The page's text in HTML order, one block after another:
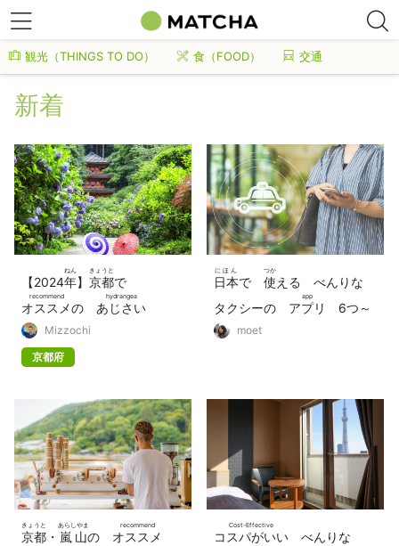
観光（THINGS TO DO） 食（FOOD） 交通
新着
【2024年
ねん
】 京都
きょうと
で
オススメ
recommend
の あじさい
hydrangea
スポット10
Mizzochi
京都府
日本
にほん
で使
つか
える べんりな
タクシーの アプリ
app
6つ～
使
つか
いかた、ことば、お
moet
京都
きょうと
・ 嵐山
あらしやま
の オススメ
recommend
コスパがいい
Cost-Effective
べんりな